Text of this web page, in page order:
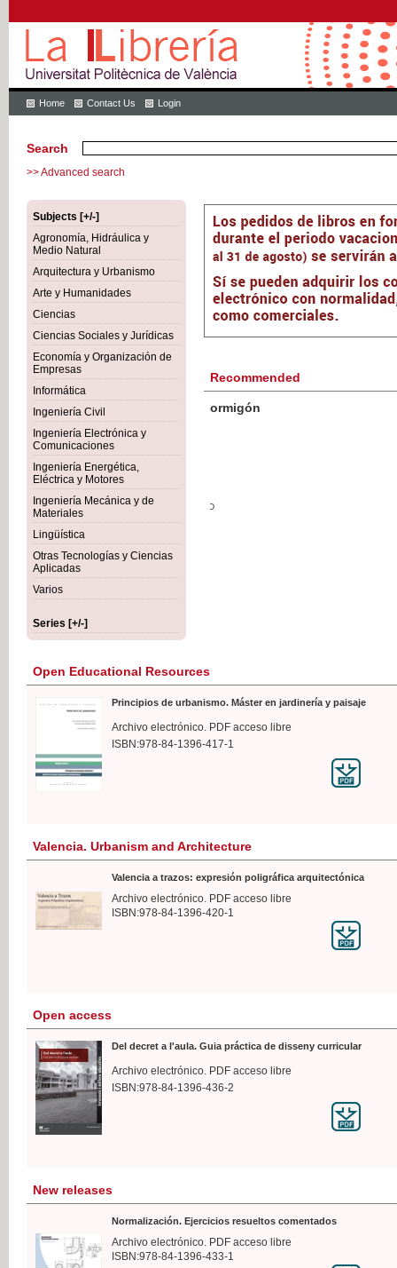
Home Contact Us Login
Search
>> Advanced search
Subjects [+/-]
Agronomía, Hidráulica y
Medio Natural
Arquitectura y Urbanismo
Arte y Humanidades
Ciencias
Ciencias Sociales y Jurídicas
Economía y Organización de
Empresas
Informática
Ingeniería Civil
Ingeniería Electrónica y
Comunicaciones
Ingeniería Energética,
Eléctrica y Motores
Ingeniería Mecánica y de
Materiales
Lingüística
Otras Tecnologías y Ciencias
Aplicadas
Varios
Series [+/-]
Recommended
Botánica Agroalimentaria
Open Educational Resources
Principios de urbanismo. Máster en jardinería y paisaje
Archivo electrónico. PDF acceso libre
ISBN:978-84-1396-417-1
Valencia. Urbanism and Architecture
Valencia a trazos: expresión poligráfica arquitectónica
Archivo electrónico. PDF acceso libre
ISBN:978-84-1396-420-1
Open access
Del decret a l'aula. Guia práctica de disseny curricular
Archivo electrónico. PDF acceso libre
ISBN:978-84-1396-436-2
New releases
Normalización. Ejercicios resueltos comentados
Archivo electrónico. PDF acceso libre
ISBN:978-84-1396-433-1